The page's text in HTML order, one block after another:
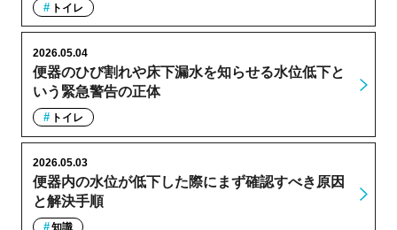
トイレ
便器のひび割れや床下漏水を知らせる水位低下と
いう緊急警告の正体
2026.05.04
トイレ
便器内の水位が低下した際にまず確認すべき原因
と解決手順
2026.05.03